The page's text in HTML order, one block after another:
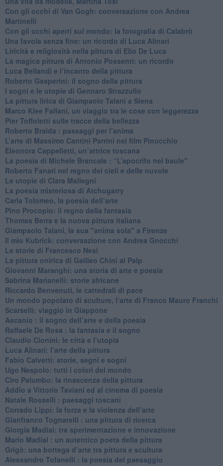
​Con gli occhi di Van Gogh: conversazione con Andrea
Martinelli
​Con gli occhi aperti sul mondo: la fotografia di Calabrò
Una favola senza fine: un ricordo di Luca Alinari
Liricità e religiosità nella pittura di Elio De Luca
La magica pittura di Antonio Possenti: un ricordo
Luca Bellandi e l’incanto della pittura
​Roberto Gasperini: il sogno della pittura
I sogni e le utopie di Gennaro Strazzullo
La pittura lirica di Giampaolo Talani a Siena
​Marco Klee Fallani, un viaggio tra le cose con leggerezza
​Pier Toffoletti sulle tracce della bellezza
​Roberto Braida : passaggi per l’anima
​L’arte di Massimo Cantini Parrini nel film Pinocchio
Eleonora Cappelletti, un’attrice toscana
​La poesia di Michele Brancale : “L’apocrifo nel baule"
Roberto Fanari nel regno dei cieli e delle nuvole
Le utopie di Clara Mallegni
​La poesia misteriosa di Atchugarry
Carla Tolomeo, la poesia dell’arte
Pino Procopio: il regno della fantasia
Thomas Berra e la nuova pittura italiana
Giampaolo Talani, la sua "anima sola" a Firenze
Il mio Kubrick: conversazione con Andrea Gnocchi
Le storie di Francesco Nesi
​La pittura onirica di Galileo Chini al Palp
​Giovanni Maranghi: una storia di arte e poesia
Sabrina Marianelli: storie africane
​Riccardo Benvenuti, le cattedrali di pace
​Un mondo popolato di sculture, l’arte di Franco Mauro Franchi
​Scarselli: viaggio in Giappone
​Ascanio : il sogno dell’arte e della poesia
Raffaele De Rosa : la fantasia e il sogno
​Claudio Cionini: le città e l’utopia
Luca Alinari: l’arte della pittura
​Fabio Calvetti: storie, segni e sogni
Ugo Nespolo: tutti i colori del mondo
​Ciro Palumbo: la rinascenza della pittura
​Addio a Vittorio Taviani ed al cinema di poesia
​Natale Rosselli : paesaggi toscani
​Corrado Lippi: la forza e la violenza dell’arte
Gianfranco Tognarelli : una pittura di ricerca
Giorgia Madiai: tra sperimentazione e innovazione
Mario Madiai : un autentico poeta della pittura
Grigò: una bottega d’arte tra pittura e scultura
Alessandro Tofanelli : la poesia del paesaggio